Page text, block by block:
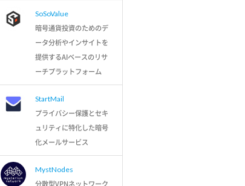
SoSoValue
暗号通貨投資のためのデ
ータ分析やインサイトを
提供するAIベースのリサ
ーチプラットフォーム
StartMail
プライバシー保護とセキ
ュリティに特化した暗号
化メールサービス
MystNodes
分散型VPNネットワーク